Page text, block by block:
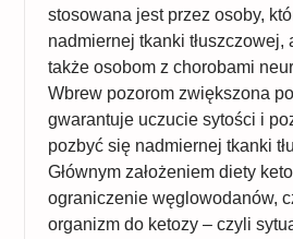
stosowana jest przez osoby,
nadmiernej tkanki tłuszczowej,
także osobom z chorobami
Wbrew pozorom zwiększona
gwarantuje uczucie sytości i
pozbyć się nadmiernej tkanki
Głównym założeniem diety
ograniczenie węglowodanów,
organizm do ketozy – czyli